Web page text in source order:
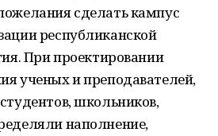
сделать кампус
республиканской
При проектировании
ученых и преподавателей,
школьников,
наполнение,